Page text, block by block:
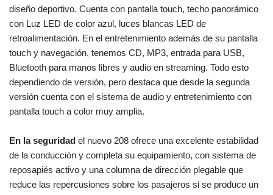
diseño deportivo. Cuenta con pantalla touch, techo panorámico
con Luz LED de color azul, luces blancas LED de
retroalimentación. En el entretenimiento además de su pantalla
touch y navegación, tenemos CD, MP3, entrada para USB,
Bluetooth para manos libres y audio en streaming. Todo esto
dependiendo de versión, pero destaca que desde la segunda
versión cuenta con el sistema de audio y entretenimiento con
pantalla touch a color muy amplia.
En la seguridad el nuevo 208 ofrece una excelente estabilidad
de la conducción y completa su equipamiento, con sistema de
reposapiés activo y una columna de dirección plegable que
reduce las repercusiones sobre los pasajeros si se produce un